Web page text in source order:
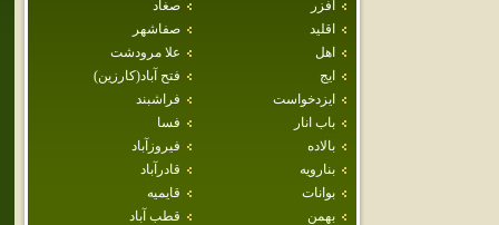
افزر
صغاد
اقليد
صفاشهر
اهل
علا مرودشت
ايج
فتح آباد(كارزين)
ايزدخواست
فراشبند
باب انار
فسا
بالاده
فيروزآباد
بنارويه
قادرآباد
بوانات
قايميه
بهمن
قطب آباد